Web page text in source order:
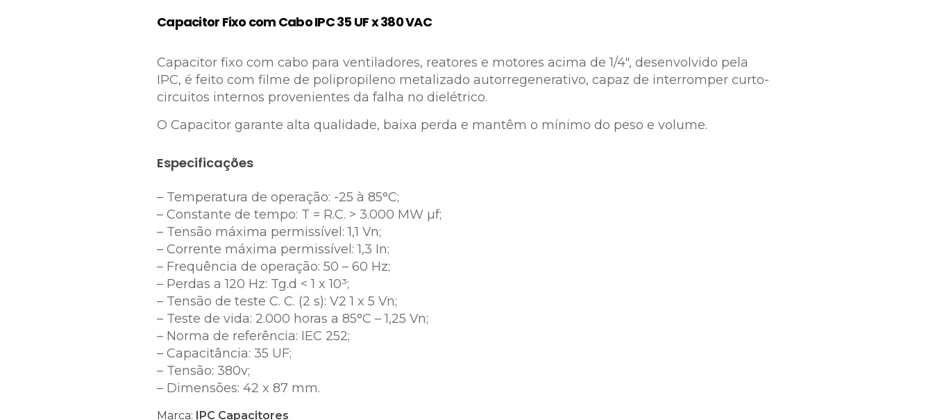
Capacitor Fixo com Cabo IPC 35 UF x 380 VAC
Capacitor fixo com cabo para ventiladores, reatores e motores acima de 1/4″, desenvolvido pela
IPC, é feito com filme de polipropileno metalizado autorregenerativo, capaz de interromper curto-
circuitos internos provenientes da falha no dielétrico.
O Capacitor garante alta qualidade, baixa perda e mantêm o mínimo do peso e volume.
Especificações
– Temperatura de operação: -25 à 85°C;
– Constante de tempo: T = R.C. > 3.000 MW µf;
– Tensão máxima permissível: 1,1 Vn;
– Corrente máxima permissível: 1,3 In;
– Frequência de operação: 50 – 60 Hz;
– Perdas a 120 Hz: Tg.d < 1 x 10³;
– Tensão de teste C. C. (2 s): V2 1 x 5 Vn;
– Teste de vida: 2.000 horas a 85°C – 1,25 Vn;
– Norma de referência: IEC 252;
– Capacitância: 35 UF;
– Tensão: 380v;
– Dimensões: 42 x 87 mm.
Marca: IPC Capacitores